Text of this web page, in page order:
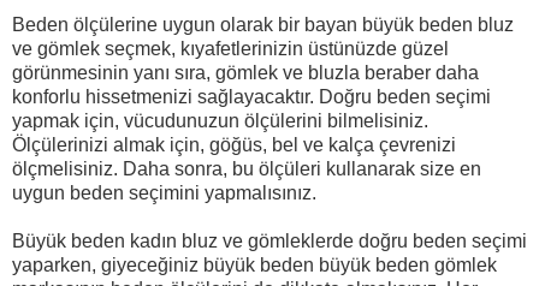
Beden ölçülerine uygun olarak bir bayan büyük beden bluz
ve gömlek seçmek, kıyafetlerinizin üstünüzde güzel
görünmesinin yanı sıra, gömlek ve bluzla beraber daha
konforlu hissetmenizi sağlayacaktır. Doğru beden seçimi
yapmak için, vücudunuzun ölçülerini bilmelisiniz.
Ölçülerinizi almak için, göğüs, bel ve kalça çevrenizi
ölçmelisiniz. Daha sonra, bu ölçüleri kullanarak size en
uygun beden seçimini yapmalısınız.
Büyük beden kadın bluz ve gömleklerde doğru beden seçimi
yaparken, giyeceğiniz büyük beden büyük beden gömlek